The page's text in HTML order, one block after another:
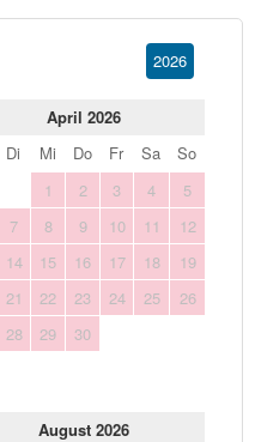
2026
April 2026
Di Mi Do Fr Sa
So
1
2 3 4
5
7 8 9 10 11
12
14 15 16 17 18
19
21 22 23 24 25
26
28 29 30
August 2026